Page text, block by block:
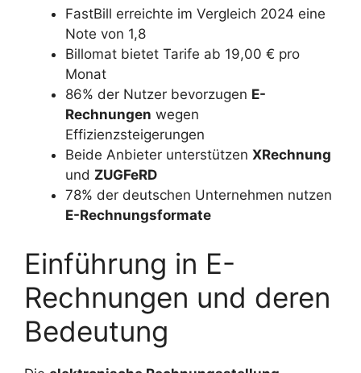
FastBill erreichte im Vergleich 2024 eine
Note von 1,8
Billomat bietet Tarife ab 19,00 € pro
Monat
86% der Nutzer bevorzugen E-
Rechnungen wegen
Effizienzsteigerungen
Beide Anbieter unterstützen XRechnung
und ZUGFeRD
78% der deutschen Unternehmen nutzen
E-Rechnungsformate
Einführung in E-
Rechnungen und deren
Bedeutung